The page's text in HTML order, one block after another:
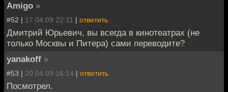
Amigo »
#52 | 17.04.09 22:11 | ответить
Дмитрий Юрьевич, вы всегда в кинотеатрах (не
только Москвы и Питера) сами переводите?
yanakoff »
#53 | 20.04.09 16:14 | ответить
Посмотрел.